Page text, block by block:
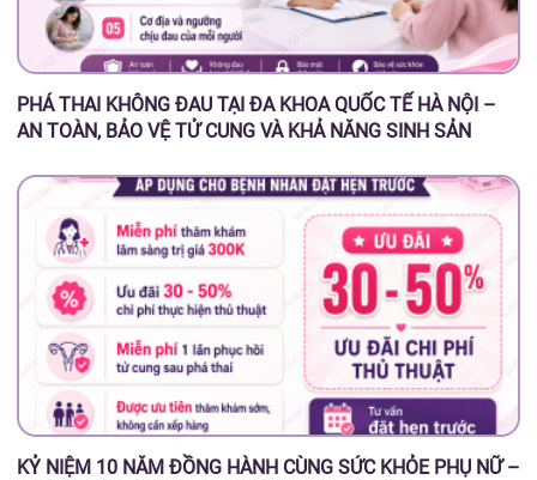
PHÁ THAI KHÔNG ĐAU TẠI ĐA KHOA QUỐC TẾ HÀ NỘI –
AN TOÀN, BẢO VỆ TỬ CUNG VÀ KHẢ NĂNG SINH SẢN
KỶ NIỆM 10 NĂM ĐỒNG HÀNH CÙNG SỨC KHỎE PHỤ NỮ –